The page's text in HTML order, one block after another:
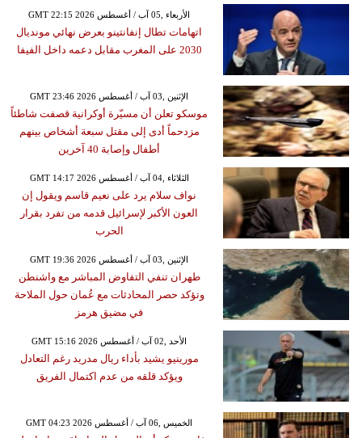
GMT 22:15 2026 الأربعاء ,05 آب / أغسطس
اتهامات تطال إنفانتينو بعرض نهائي مونديال
2030 على المغرب مقابل دعمه داخل الفيفا
GMT 23:46 2026 الإثنين ,03 آب / أغسطس
موسكو تعلن أن مسيّرة أوكرانية قصفت شاطئاً
مزدحماً أدى إلى مقتل سبعة أشخاص بينهم
أطفال وإصابة 40 آخرين
GMT 14:17 2026 الثلاثاء ,04 آب / أغسطس
نواف سلام يرد على نعيم قاسم ويقول إن
العون الأكبر لإسرائيل قدمه من تفرد بقرار
الحرب
GMT 19:36 2026 الإثنين ,03 آب / أغسطس
طهران تنفي التفاوض المباشر مع واشنطن
وتؤكد حصر المحادثات مع عُمان حول الملاحة
في مضيق هرمز
GMT 15:16 2026 الأحد ,02 آب / أغسطس
مورينيو يشيد بأداء ريال مدريد رغم التعادل
ويؤكد قلقه من عدم اكتمال الفريق
GMT 04:23 2026 الخميس ,06 آب / أغسطس